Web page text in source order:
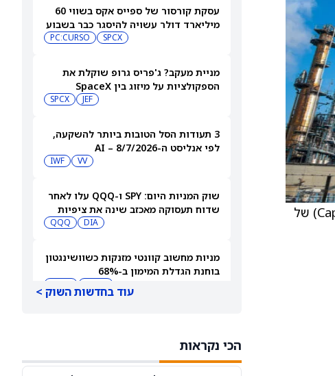
עסקת קורסור של ספייס אקס בשווי 60
מיליארד דולר עשויה להיסגר כבר בשבוע
SPCX
PC:CURSO
מניית מעקב? ג'פריס גרופ שוקלת את
הספקולציות על מיזוג בין SpaceX
JEF
SPCX
3 תעודות הסל הטובות ביותר להשקעה,
לפי אנליסט ה-AI – 8/7/2026
VV
IWF
שוק המניות היום: SPY ו-QQQ עלו לאחר
שדוח תעסוקה מאכזב שינה את ציפיות
DIA
QQQ
מניות מחשוב קוונטי מזנקות כשוושינגטון
בוחנת הגדלת המימון ב-68%
עוד בחדשות השוק >
הכי נקראות
החברה צופה לשנת 2026 צמיחה אורגנית במכירות של 1%-3%. היא צופה לשנת 2026 הוצאות הון (CapEx) של